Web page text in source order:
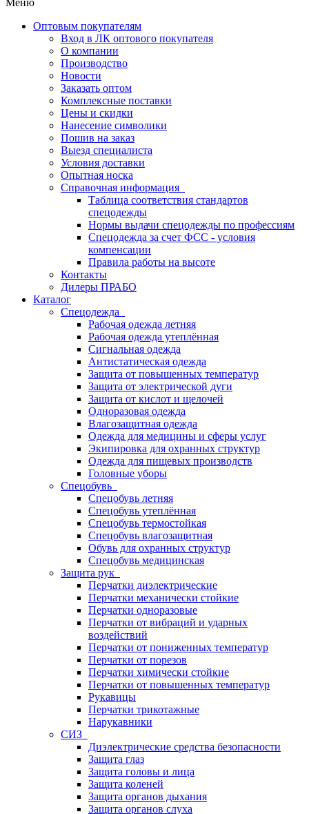
Меню
Оптовым покупателям
Вход в ЛК оптового покупателя
О компании
Производство
Новости
Заказать оптом
Комплексные поставки
Цены и скидки
Нанесение символики
Пошив на заказ
Выезд специалиста
Условия доставки
Опытная носка
Справочная информация
Таблица соответствия стандартов
спецодежды
Нормы выдачи спецодежды по профессиям
Спецодежда за счет ФСС - условия
компенсации
Правила работы на высоте
Контакты
Дилеры ПРАБО
Каталог
Спецодежда
Рабочая одежда летняя
Рабочая одежда утеплённая
Сигнальная одежда
Антистатическая одежда
Защита от повышенных температур
Защита от электрической дуги
Защита от кислот и щелочей
Одноразовая одежда
Влагозащитная одежда
Одежда для медицины и сферы услуг
Экипировка для охранных структур
Одежда для пищевых производств
Головные уборы
Спецобувь
Спецобувь летняя
Спецобувь утеплённая
Спецобувь термостойкая
Спецобувь влагозащитная
Обувь для охранных структур
Спецобувь медицинская
Защита рук
Перчатки диэлектрические
Перчатки механически стойкие
Перчатки одноразовые
Перчатки от вибраций и ударных
воздействий
Перчатки от пониженных температур
Перчатки от порезов
Перчатки химически стойкие
Перчатки от повышенных температур
Рукавицы
Перчатки трикотажные
Нарукавники
СИЗ
Диэлектрические средства безопасности
Защита глаз
Защита головы и лица
Защита коленей
Защита органов дыхания
Защита органов слуха